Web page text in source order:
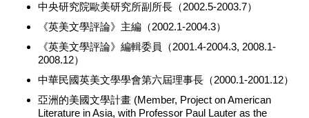
中央研究院歐美研究所副所長（2002.5-2003.7）
《英美文學評論》主編（2002.1-2004.3）
《英美文學評論》編輯委員（2001.4-2004.3, 2008.1-
2008.12）
中華民國英美文學學會第六屆理事長（2000.1-2001.12）
亞洲的美國文學計畫 (Member, Project on American
Literature in Asia, with Professor Paul Lauter as the